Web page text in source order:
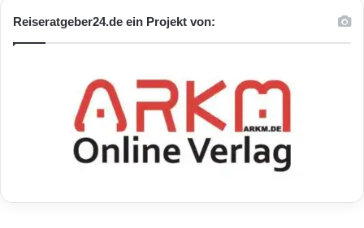
Reiseratgeber24.de ein Projekt von: